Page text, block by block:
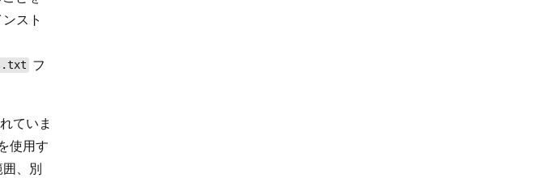
スト
フ
ていま
使用す
、別